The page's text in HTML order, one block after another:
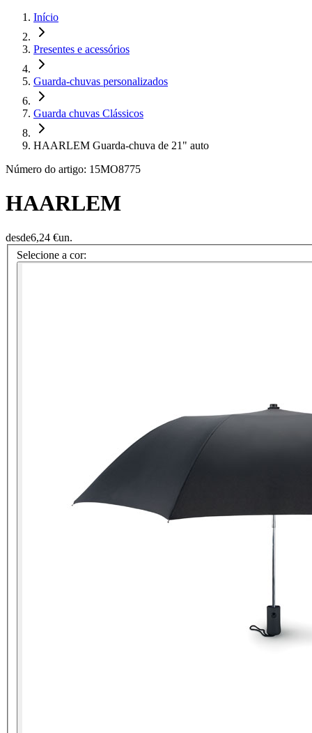
Início
Presentes e acessórios
Guarda-chuvas personalizados
Guarda chuvas Clássicos
HAARLEM Guarda-chuva de 21" auto
Número do artigo: 15MO8775
HAARLEM
desde6,24 €un.
Selecione a cor: